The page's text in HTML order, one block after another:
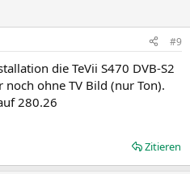
#9
die TeVii S470 DVB-S2
ohne TV Bild (nur Ton).
280.26
Zitieren